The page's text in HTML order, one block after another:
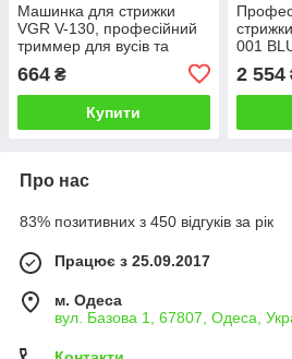
Машинка для стрижки
VGR V-130, професійний
триммер для вусів та
664 ₴
Купити
001
2 554
Про нас
83% позитивних з 450 відгуків за рік
Працює з 25.09.2017
м. Одеса
вул. Базова 1, 67807, Одеса,